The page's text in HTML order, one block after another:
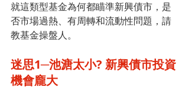
就這類型基金為何都瞄準新興債市，是
否市場過熱、有周轉和流動性問題，請
教基金操盤人。
迷思1─池溏太小? 新興債市投資
機會龐大